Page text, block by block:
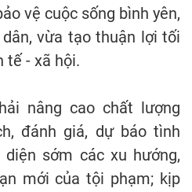
vệ cuộc sống bình yên,
vừa tạo thuận lợi tối
tế - xã hội.
nâng cao chất lượng
đánh giá, dự báo tình
sớm các xu hướng,
mới của tội phạm; kịp